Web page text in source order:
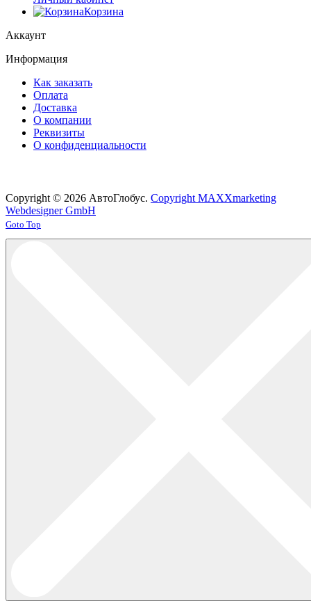
Корзина
Аккаунт
Информация
Как заказать
Оплата
Доставка
О компании
Реквизиты
О конфиденциальности
Copyright © 2026 АвтоГлобус. Copyright MAXXmarketing
Webdesigner GmbH
Joomla! 3 Templates
Goto Top